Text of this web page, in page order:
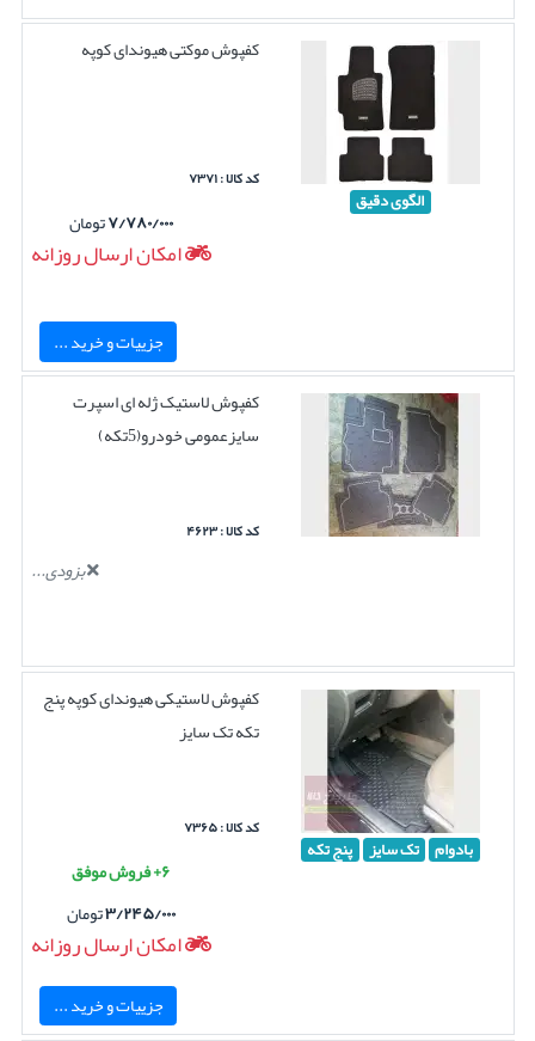
الگوی دقیق
کفپوش موکتی هیوندای کوپه
کد کالا : ۷۳۷۱
۷/۷۸۰/۰۰۰تومان
امکان ارسال روزانه
جزییات و خرید ...
کفپوش لاستیک ژله ای اسپرت
سایزعمومی خودرو(5تکه)
کد کالا : ۴۶۲۳
بزودی...
بادوام تک سایز پنج تکه
کفپوش لاستیکی هیوندای کوپه پنج
تکه تک سایز
کد کالا : ۷۳۶۵
۶+ فروش موفق
۳/۲۴۵/۰۰۰تومان
امکان ارسال روزانه
جزییات و خرید ...